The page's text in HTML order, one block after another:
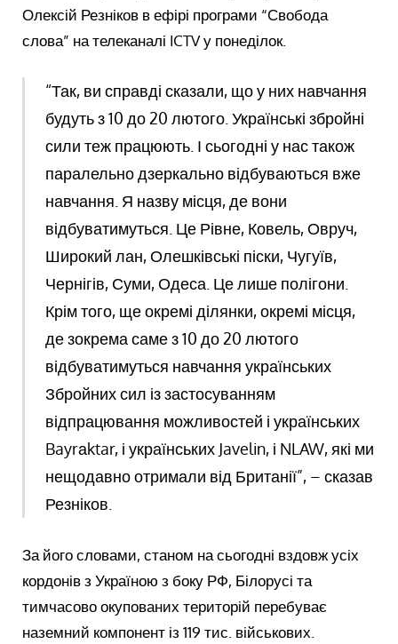
Олексій Резніков в ефірі програми “Свобода
слова” на телеканалі ICTV у понеділок.
“Так, ви справді сказали, що у них навчання
будуть з 10 до 20 лютого. Українські збройні
сили теж працюють. І сьогодні у нас також
паралельно дзеркально відбуваються вже
навчання. Я назву місця, де вони
відбуватимуться. Це Рівне, Ковель, Овруч,
Широкий лан, Олешківські піски, Чугуїв,
Чернігів, Суми, Одеса. Це лише полігони.
Крім того, ще окремі ділянки, окремі місця,
де зокрема саме з 10 до 20 лютого
відбуватимуться навчання українських
Збройних сил із застосуванням
відпрацювання можливостей і українських
Bayrаktar, і українських Javelin, і NLAW, які ми
нещодавно отримали від Британії”, – сказав
Резніков.
За його словами, станом на сьогодні вздовж усіх
кордонів з Україною з боку РФ, Білорусі та
тимчасово окупованих територій перебуває
наземний компонент із 119 тис. військових.